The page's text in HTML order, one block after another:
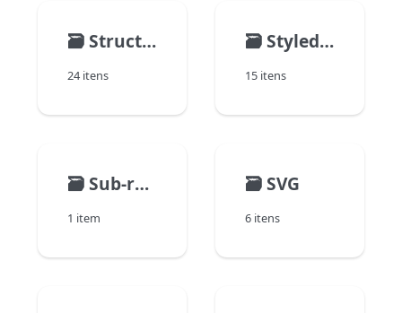
🗃️ Structure Access
24 itens
🗃️Styled Text
15 itens
🗃️ Sub-registros
1 item
🗃️SVG
6 itens